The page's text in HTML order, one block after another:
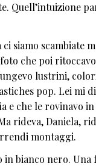
Quell’intuizione
siamo scambiate
che poi
lustrini,
pop. Lei mi
e che le rovinavo
rideva, Daniela,
montaggi.
bianco nero. Una